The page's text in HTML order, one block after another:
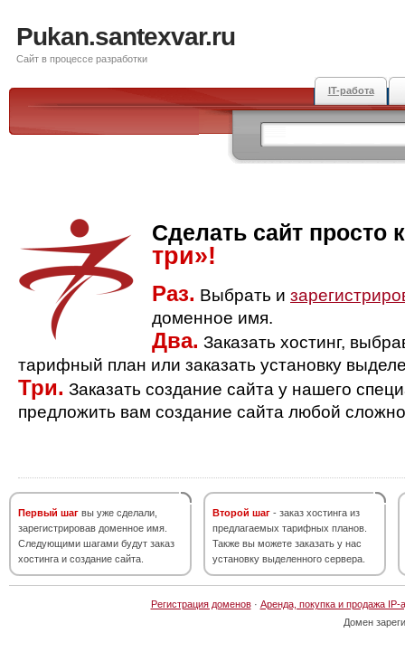
Pukan.santexvar.ru
Сайт в процессе разработки
IT-работа
Сделать сайт просто
три»!
Раз. Выбрать и
доменное имя.
Два. Заказать хостинг,
тарифный план или заказать установку
Три. Заказать создание сайта у нашего
предложить вам создание сайта любой
Первый шаг вы уже сделали,
зарегистрировав доменное имя.
Следующими шагами будут заказ
хостинга и создание сайта.
Второй шаг - заказ хостинга из
предлагаемых тарифных планов.
Также вы можете заказать у нас
установку выделенного сервера.
Регистрация доменов· Аренда, покупка и продажа IP-
Домен